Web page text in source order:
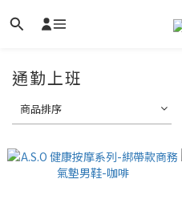
通勤上班
商品排序